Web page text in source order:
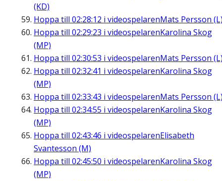
(KD)
Hoppa till 02:28:12 i videospelarenMats Persson
Hoppa till 02:29:23 i videospelarenKarolina Skog
(MP)
Hoppa till 02:30:53 i videospelarenMats Persson
Hoppa till 02:32:41 i videospelarenKarolina Skog
(MP)
Hoppa till 02:33:43 i videospelarenMats Persson
Hoppa till 02:34:55 i videospelarenKarolina Skog
(MP)
Hoppa till 02:43:46 i videospelarenElisabeth
Svantesson (M)
Hoppa till 02:45:50 i videospelarenKarolina Skog
(MP)